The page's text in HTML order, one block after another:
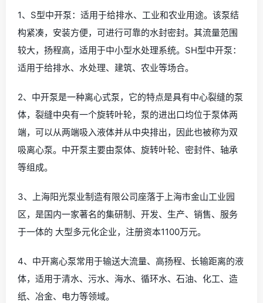
1、S型中开泵：适用于给排水、工业和农业用途。该泵结
构紧凑，安装方便，可进行可靠的水封密封。其流量范围
较大，扬程高，适用于中小型水处理系统。SH型中开泵：
适用于给排水、水处理、建筑、农业等场合。
2、中开泵是一种离心式泵，它的特点是具有中心裂缝的泵
体，裂缝中央有一个旋转叶轮，泵的进出口均位于泵体两
端，可以从两端吸入液体并从中央排出，因此也被称为双
吸离心泵。中开泵主要由泵体、旋转叶轮、密封件、轴承
等组成。
3、上海阳光泵业制造有限公司座落于上海市金山工业园
区，是国内一家著名的集研制、开发、生产、销售、服务
于一体的 大型多元化企业，注册资本1100万元。
4、中开离心泵常用于输送大流量、高扬程、长输距离的液
体，适用于清水、污水、海水、循环水、石油、化工、造
纸、冶金、电力等领域。